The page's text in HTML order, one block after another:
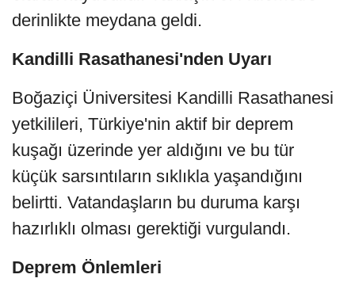
derinlikte meydana geldi.
Kandilli Rasathanesi'nden Uyarı
Boğaziçi Üniversitesi Kandilli Rasathanesi
yetkilileri, Türkiye'nin aktif bir deprem
kuşağı üzerinde yer aldığını ve bu tür
küçük sarsıntıların sıklıkla yaşandığını
belirtti. Vatandaşların bu duruma karşı
hazırlıklı olması gerektiği vurgulandı.
Deprem Önlemleri